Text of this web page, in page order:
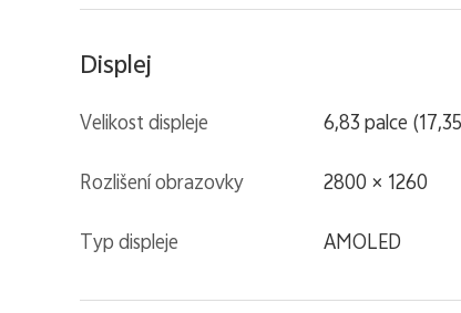
Displej
Velikost displeje 6,83 palce
Rozlišení obrazovky 2800 × 1260
Typ displeje AMOLED